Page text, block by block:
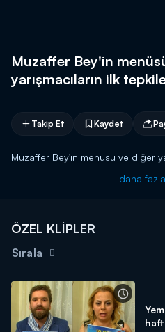
Muzaffer Bey'in
yarışmacıların ilk
Takip Et Kaydet
Muzaffer Bey'in menüsü ve diğer
daha
ÖZEL KLİPLER
Sırala